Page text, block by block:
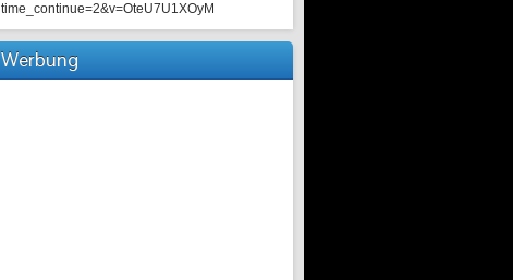
time_continue=2&v=OteU7U1XOyM
Werbung